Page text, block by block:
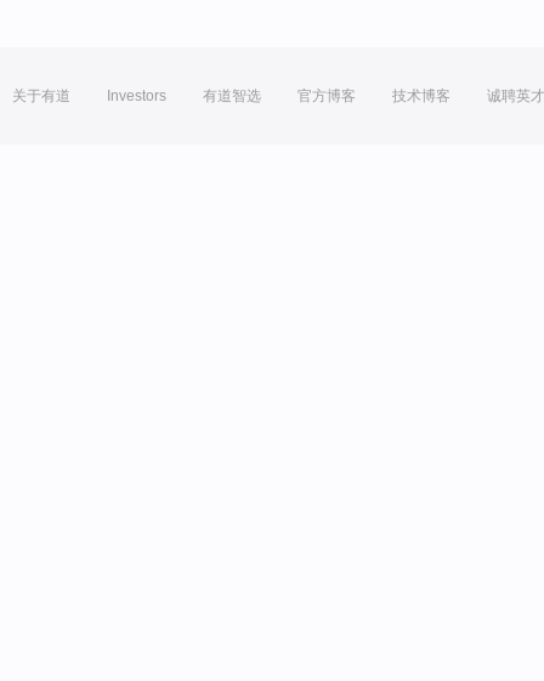
关于有道 Investors 有道智选 官方博客 技术博客 诚聘英才